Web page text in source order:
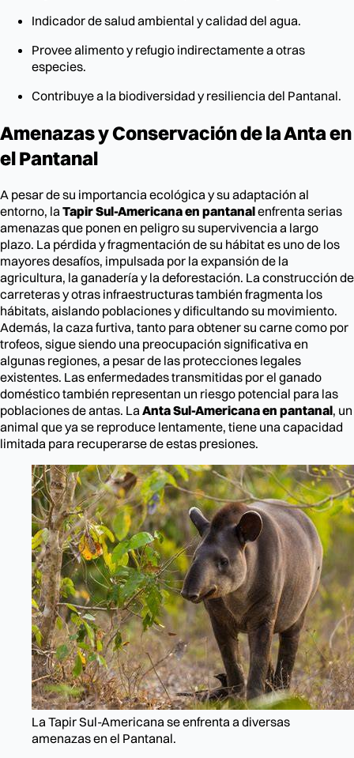
Indicador de salud ambiental y calidad del agua.
Provee alimento y refugio indirectamente a otras
especies.
Contribuye a la biodiversidad y resiliencia del Pantanal.
Amenazas y Conservación de la Anta en
el Pantanal
A pesar de su importancia ecológica y su adaptación al
entorno, la Tapir Sul-Americana en pantanalenfrenta serias
amenazas que ponen en peligro su supervivencia a largo
plazo. La pérdida y fragmentación de su hábitat es uno de los
mayores desafíos, impulsada por la expansión de la
agricultura, la ganadería y la deforestación. La construcción de
carreteras y otras infraestructuras también fragmenta los
hábitats, aislando poblaciones y dificultando su movimiento.
Además, la caza furtiva, tanto para obtener su carne como por
trofeos, sigue siendo una preocupación significativa en
algunas regiones, a pesar de las protecciones legales
existentes. Las enfermedades transmitidas por el ganado
doméstico también representan un riesgo potencial para las
poblaciones de antas. La Anta Sul-Americana en pantanal, un
animal que ya se reproduce lentamente, tiene una capacidad
limitada para recuperarse de estas presiones.
La Tapir Sul-Americana se enfrenta a diversas
amenazas en el Pantanal.